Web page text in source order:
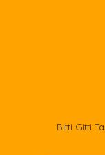
Bitti Gitti